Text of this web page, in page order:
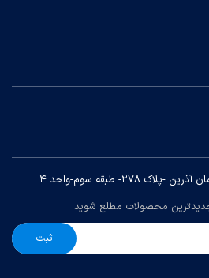
جدیدترین محصولات مطلع شوید
ثبت